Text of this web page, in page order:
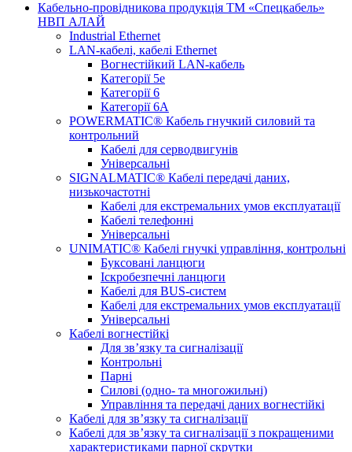
Кабельно-провідникова продукція ТМ «Спецкабель»
НВП АЛАЙ
Industrial Ethernet
LAN-кабелі, кабелі Ethernet
Вогнестійкий LAN-кабель
Категорії 5е
Категорії 6
Категорії 6А
POWERMATIC® Кабель гнучкий силовий та
контрольний
Кабелі для серводвигунів
Універсальні
SIGNALMATIC® Кабелі передачі даних,
низькочастотні
Кабелі для екстремальних умов експлуатації
Кабелі телефонні
Універсальні
UNIMATIC® Кабелі гнучкі управління, контрольні
Буксовані ланцюги
Іскробезпечні ланцюги
Кабелі для BUS-систем
Кабелі для екстремальних умов експлуатації
Універсальні
Кабелі вогнестійкі
Для зв’язку та сигналізації
Контрольні
Парні
Силові (одно- та многожильні)
Управління та передачі даних вогнестійкі
Кабелі для зв’язку та сигналізації
Кабелі для зв’язку та сигналізації з покращеними
характеристиками парної скрутки